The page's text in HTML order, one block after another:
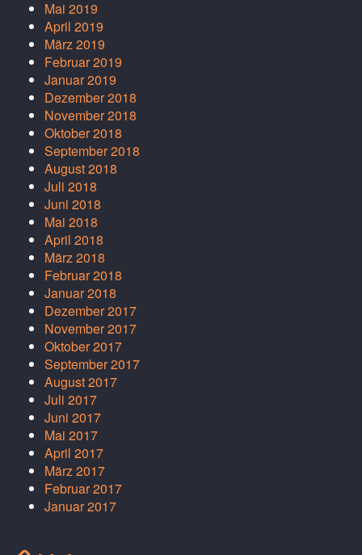
Mai 2019
April 2019
März 2019
Februar 2019
Januar 2019
Dezember 2018
November 2018
Oktober 2018
September 2018
August 2018
Juli 2018
Juni 2018
Mai 2018
April 2018
März 2018
Februar 2018
Januar 2018
Dezember 2017
November 2017
Oktober 2017
September 2017
August 2017
Juli 2017
Juni 2017
Mai 2017
April 2017
März 2017
Februar 2017
Januar 2017